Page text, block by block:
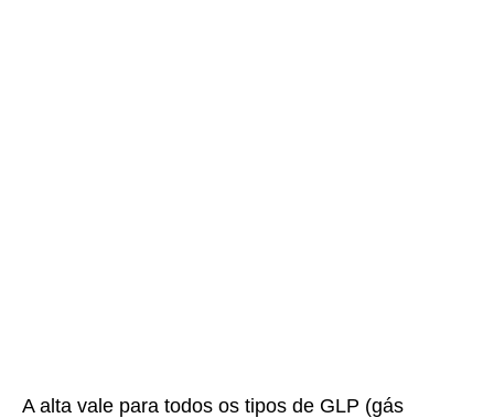
A alta vale para todos os tipos de GLP (gás